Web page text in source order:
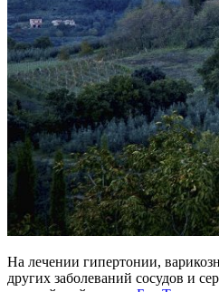
На лечении гипертонии,
других заболеваний сосудов и